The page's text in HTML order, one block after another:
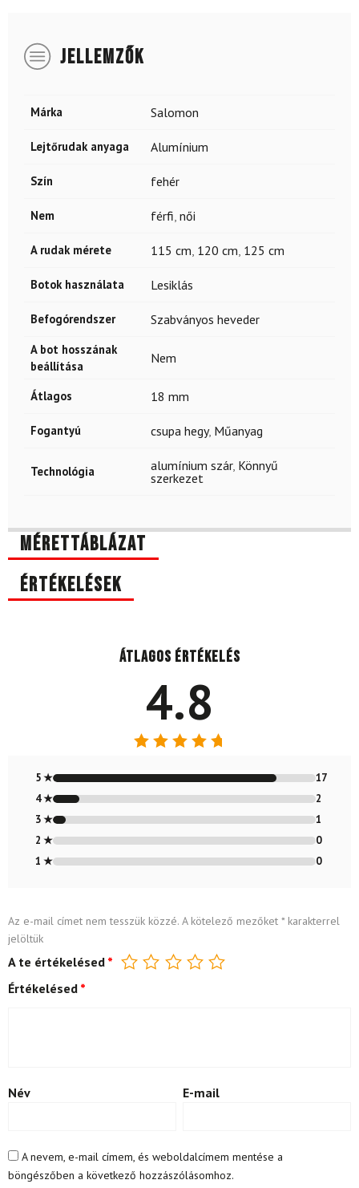
JELLEMZŐK
Márka Salomon
Lejtőrudak anyaga Alumínium
Szín fehér
Nem férfi, női
A rudak mérete 115 cm, 120 cm, 125 cm
Botok használata Lesiklás
Befogórendszer Szabványos heveder
A bot hosszának
beállítása
Nem
Átlagos 18 mm
Fogantyú csupa hegy, Műanyag
Technológia alumínium szár, Könnyű
szerkezet
Mérettáblázat
Értékelések
Átlagos értékelés
4.8
4.8/ 5
5 ★
17
4 ★
2
3 ★
1
2 ★
0
1 ★
0
Az e-mail címet nem tesszük közzé. A kötelező mezőket *karakterrel
jelöltük
A te értékelésed *
Értékelésed *
Név E-mail
A nevem, e-mail címem, és weboldalcímem mentése a
böngészőben a következő hozzászólásomhoz.